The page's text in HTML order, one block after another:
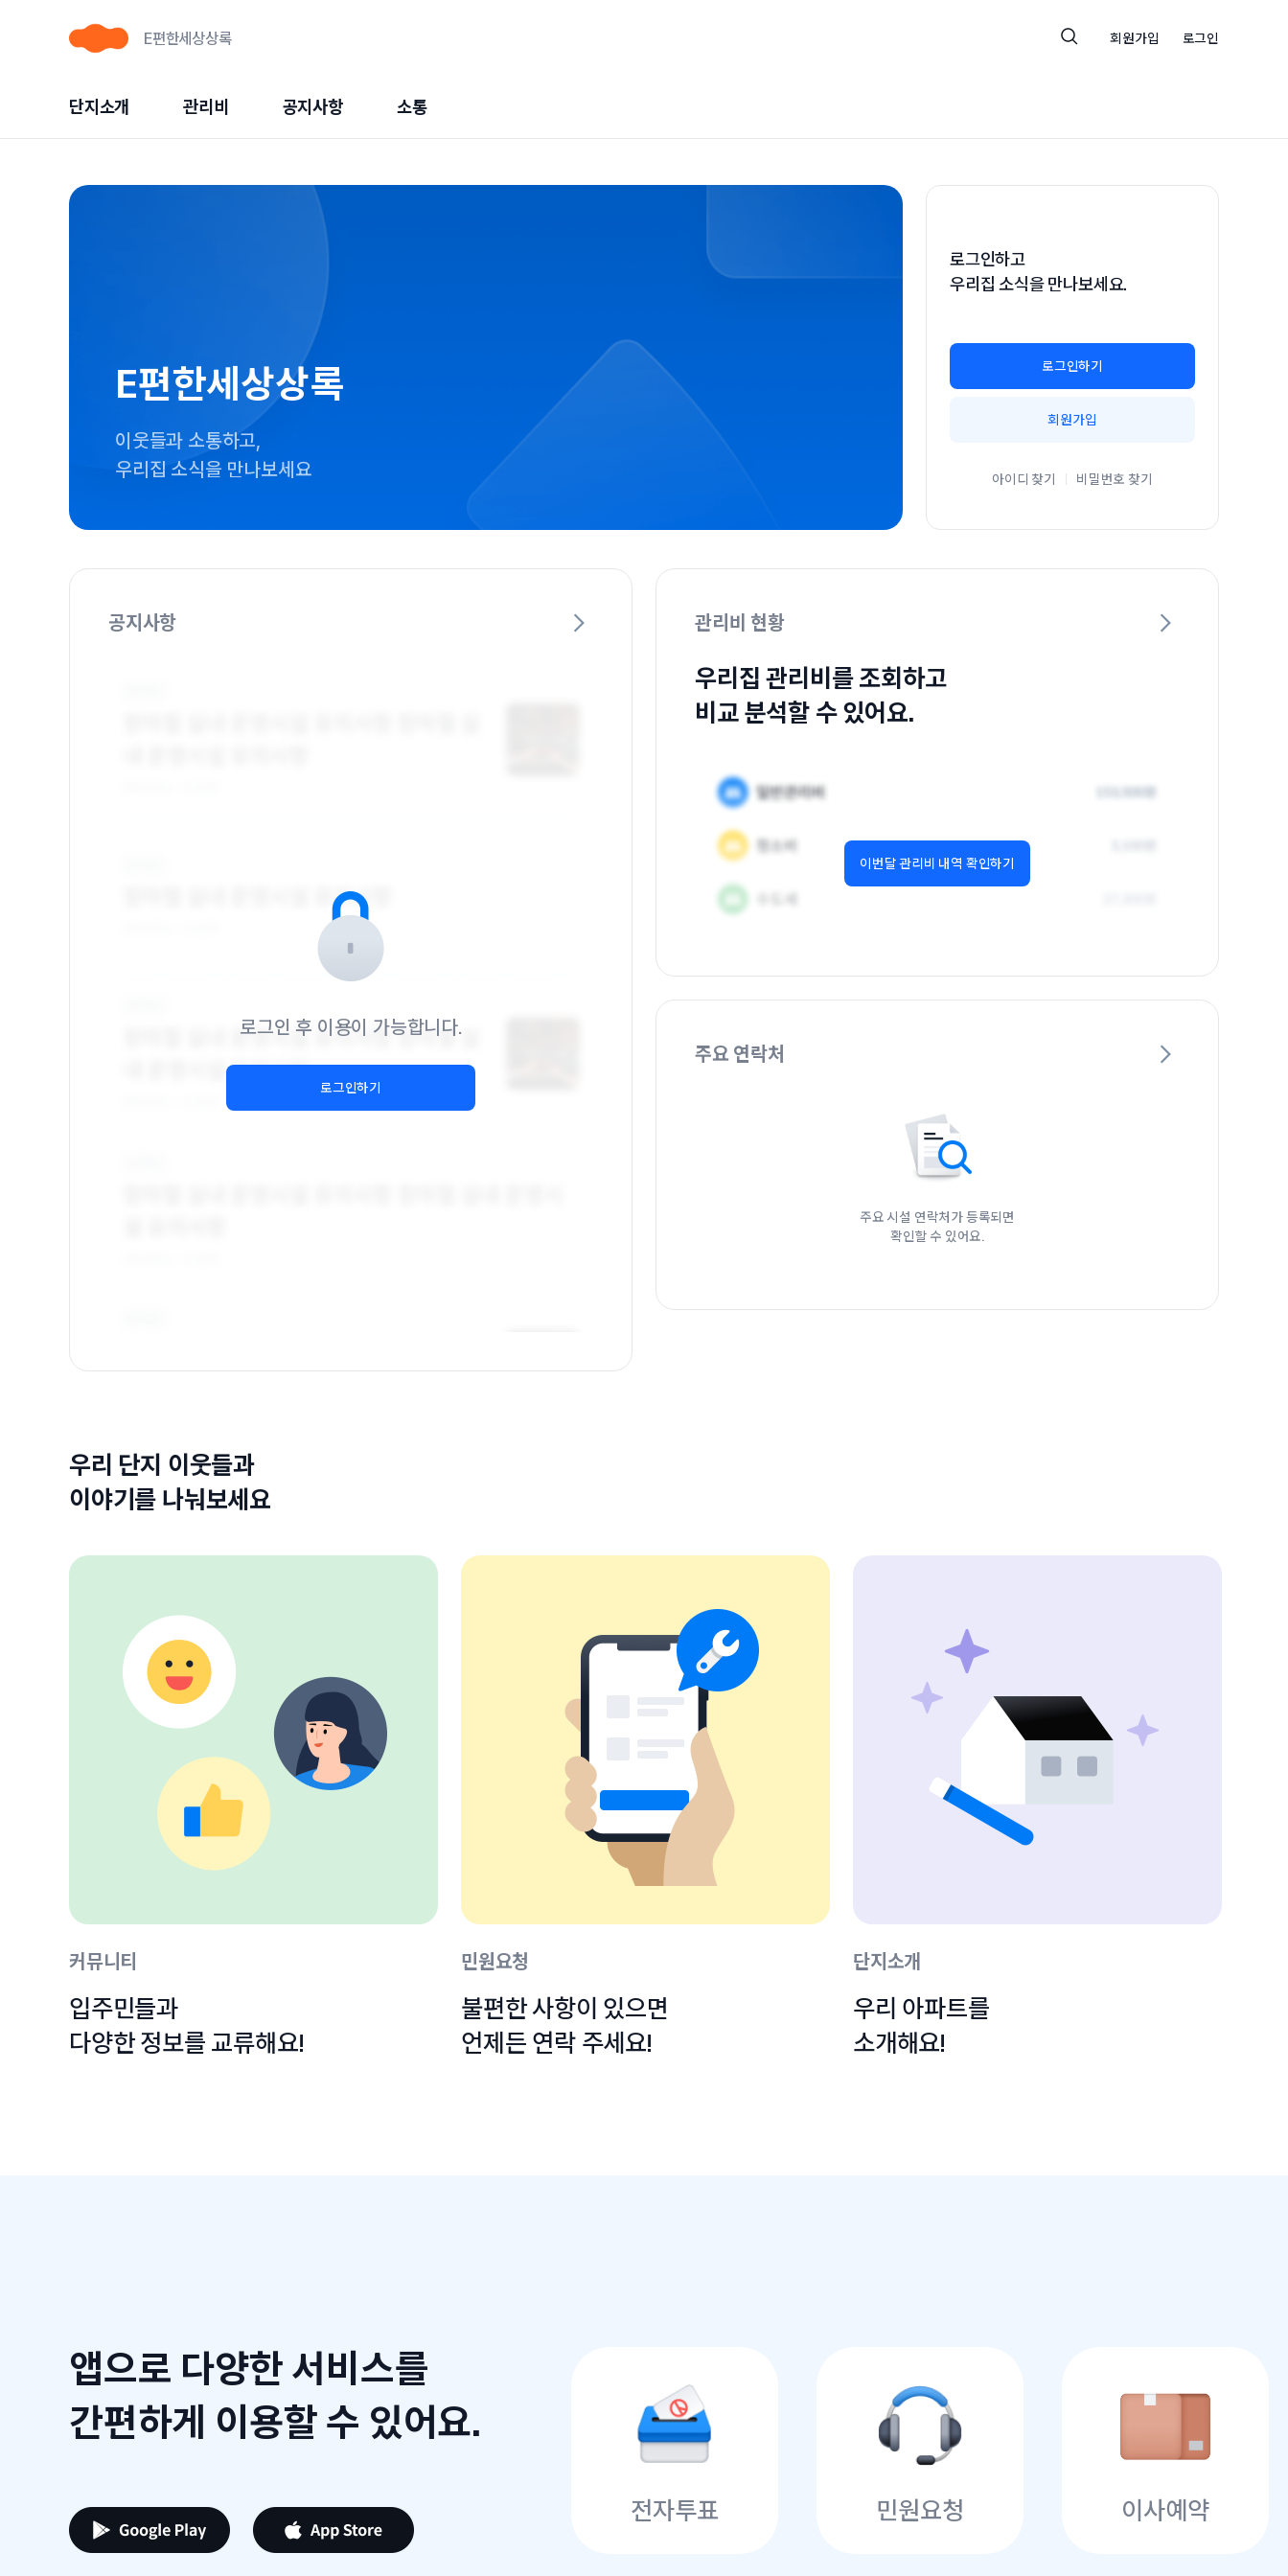
E편한세상상록 회원가입 로그인
단지소개 관리비 공지사항 소통
E편한세상상록
이웃들과 소통하고,
우리집 소식을 만나보세요
로그인하고
우리집 소식을 만나보세요.
로그인하기
회원가입
아이디 찾기 비밀번호 찾기
공지사항
로그인 후 이용이 가능합니다.
로그인하기
관리비 현황
우리집 관리비를 조회하고
비교 분석할 수 있어요.
이번달 관리비 내역 확인하기
주요 연락처
주요 시설 연락처가 등록되면
확인할 수 있어요.
우리 단지 이웃들과
이야기를 나눠보세요
커뮤니티
입주민들과
다양한 정보를 교류해요!
민원요청
불편한 사항이 있으면
언제든 연락 주세요!
단지소개
우리 아파트를
소개해요!
앱으로 다양한 서비스를
간편하게 이용할 수 있어요.
전자투표 민원요청 이사예약